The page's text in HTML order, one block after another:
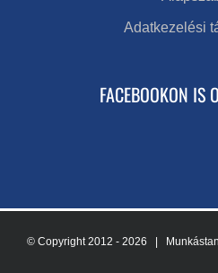
Adatkezelési
FACEBOOKON IS
© Copyright 2012 - 2026 |